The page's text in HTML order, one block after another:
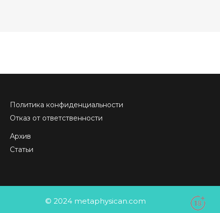
Политика конфиденциальности
Отказ от ответственности
Архив
Статьи
© 2024 metaphysican.com